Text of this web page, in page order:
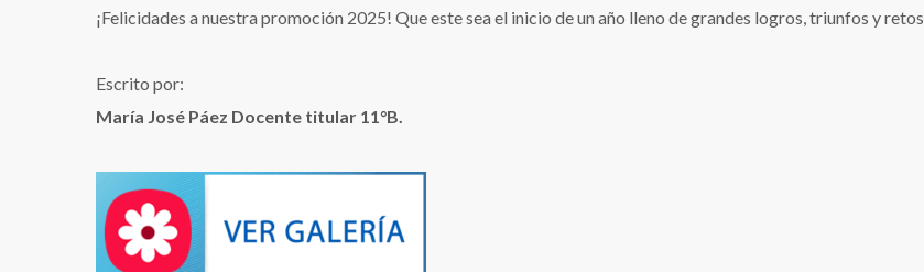
¡Felicidades a nuestra promoción 2025! Que este sea el inicio de un año lleno de grandes logros, triunfos y retos.
Escrito por:
María José Páez Docente titular 11°B.